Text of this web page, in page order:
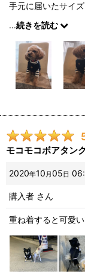
手元に届いたサイ
実際に試着出来な
ただけるのはとて
ながらオーダー出
ったです。ハルも
...続きを読む
モコモコボアタン
2020年10 月05日
購入者 さん
重ね着すると可愛